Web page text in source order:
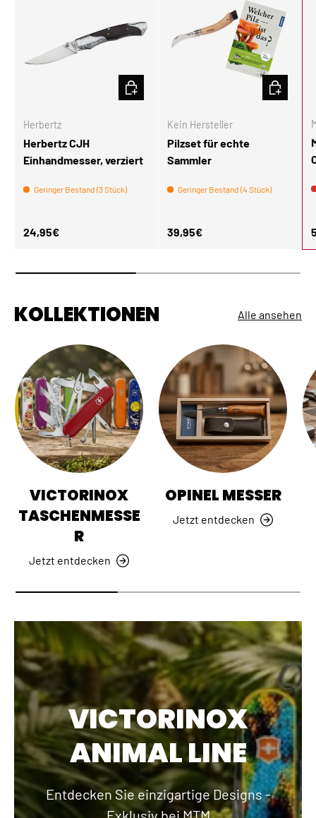
Herbertz
Herbertz CJH
Einhandmesser, verziert
Geringer Bestand (3 Stück)
Normaler Preis
24,95€
IN DEN WARENKORB
Kein Hersteller
Pilzset für echte
Sammler
Geringer Bestand (4 Stück)
Normaler Preis
39,95€
IN DEN
KOLLEKTIONEN Alle ansehen
VICTORINOX
TASCHENMESSE
R
Jetzt entdecken
OPINEL MESSER
Jetzt entdecken
VICTORINOX
ANIMAL LINE
Entdecken Sie einzigartige Designs -